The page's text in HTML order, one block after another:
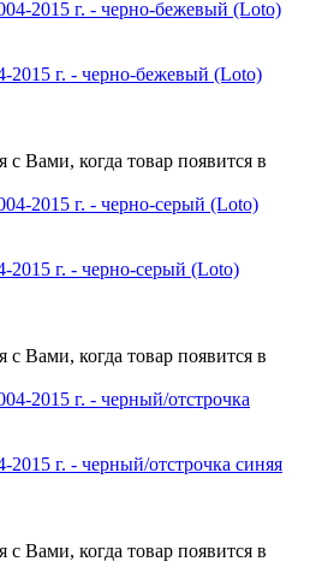
2015 г. - черно-бежевый (Loto)
Вами, когда товар появится в
2015 г. - черно-серый (Loto)
Вами, когда товар появится в
г. - черный/отстрочка синяя
Вами, когда товар появится в